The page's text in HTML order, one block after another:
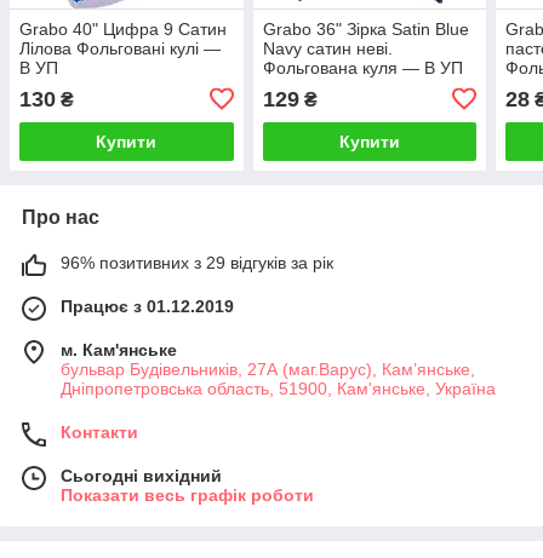
Grabo 40" Цифра 9 Сатин
Лілова Фольговані кулі —
В УП
130 ₴
Купити
Grabo 36" Зірка Satin Blue
Navy сатин неві.
Фольгована куля — В УП
129₴
Купити
28
Про нас
96% позитивних з 29 відгуків за рік
Працює з 01.12.2019
м. Кам'янське
бульвар Будівельників, 27А (маг.Варус), Кам’янське,
Дніпропетровська область, 51900, Кам'янське, Україна
Контакти
Сьогодні вихідний
Показати весь графік роботи